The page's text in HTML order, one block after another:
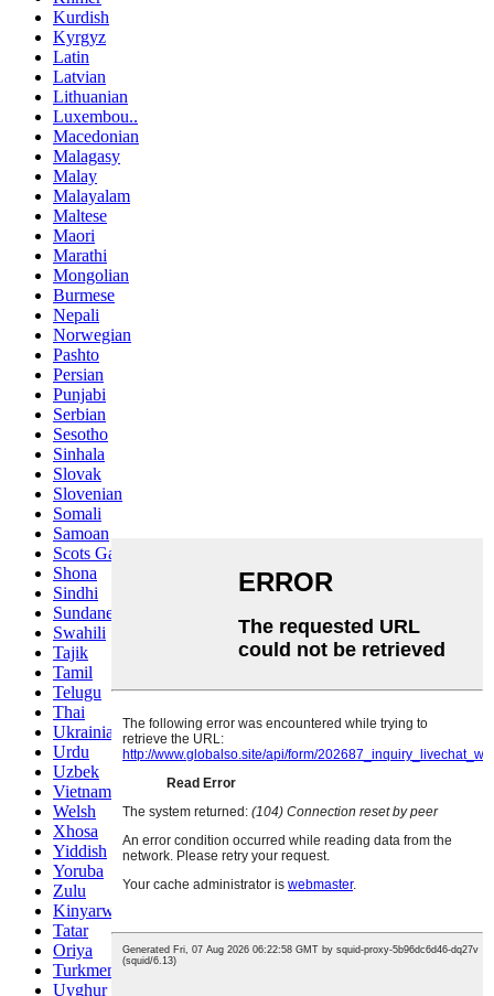
Kurdish
Kyrgyz
Latin
Latvian
Lithuanian
Luxembou..
Macedonian
Malagasy
Malay
Malayalam
Maltese
Maori
Marathi
Mongolian
Burmese
Nepali
Norwegian
Pashto
Persian
Punjabi
Serbian
Sesotho
Sinhala
Slovak
Slovenian
Somali
Samoan
Scots Gaelic
Shona
Sindhi
Sundanese
Swahili
Tajik
Tamil
Telugu
Thai
Ukrainian
Urdu
Uzbek
Vietnamese
Welsh
Xhosa
Yiddish
Yoruba
Zulu
Kinyarwanda
Tatar
Oriya
Turkmen
Uyghur